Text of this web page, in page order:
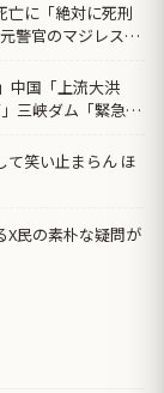
亡に「絶対に死刑
警官のマジレスが
中国「上流大洪
三峡ダム「緊急放
て笑い止まらん ほ
X民の素朴な疑問が